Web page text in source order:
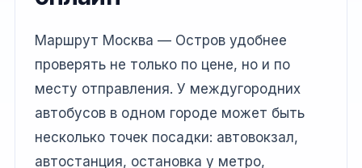
Маршрут Москва — Остров удобнее
проверять не только по цене, но и по
месту отправления. У междугородних
автобусов в одном городе может быть
несколько точек посадки: автовокзал,
автостанция, остановка у метро,